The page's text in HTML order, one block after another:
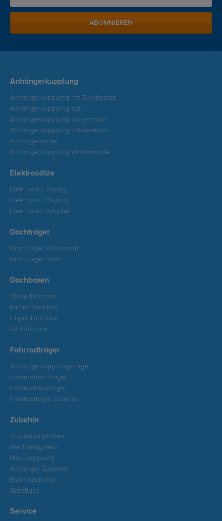
ABONNIEREN
Anhängerkupplung
Anhängerkupplung mit Elektrosatz
Anhängerkupplung starr
Anhängerkupplung abnehmbar
Anhängerkupplung schwenkbar
Anhängeböcke
Anhängerkupplung Wohnmobile
Elektrosätze
Elektrosatz 7-polig
Elektrosatz 13-polig
Elektrosatz Adapter
Dachträger
Dachträger Aluminium
Dachträger Stahl
Dachboxen
Thule Dachbox
Kamei Dachbox
Hapro Dachbox
G3 Dachbox
Fahrradträger
Anhängerkupplungsträger
Fahrraddachträger
Fahrradheckträger
Fahrradträger Zubehör
Zubehör
Anschraubplatten
Wechselsystem
Maulkupplung
Anhänger Zubehör
Elektrozubehör
Sonstiges
Service